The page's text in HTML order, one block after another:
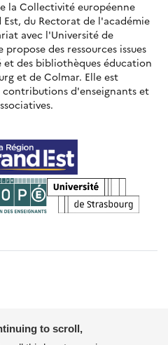
la Collectivité européenne
du Rectorat de l'académie
avec l'Université de
des ressources issues
et des bibliothèques éducation
et de Colmar. Elle est
d'enseignants et
to scroll,